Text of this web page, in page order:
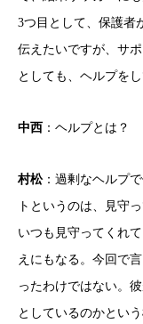
3つ目として、保護者
伝えたいですが、サ
としても、ヘルプをし
中西 ：ヘルプとは？
村松：過剰なヘルプ
トというのは、見守
いつも見守ってくれ
えにもなる。今回で
ったわけではない。
としているのかとい